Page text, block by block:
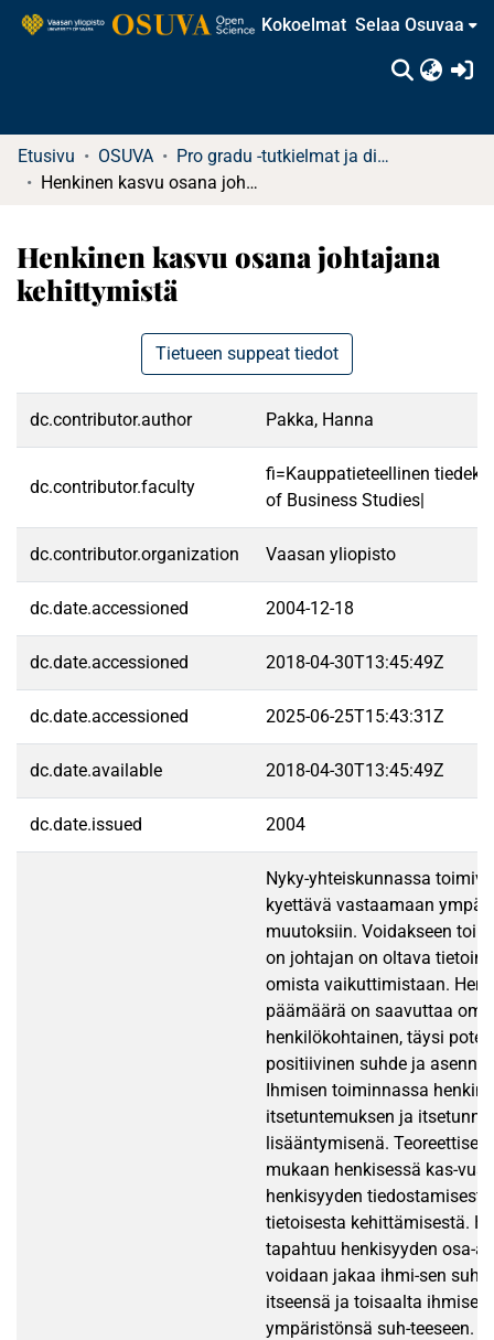
Kokoelmat Selaa Osuvaa
Etusivu OSUVA
Pro gradu -tutkielmat ja diplomityöt
Henkinen kasvu osana johtajana kehittymistä
Henkinen kasvu osana johtajana
kehittymistä
Tietueen suppeat tiedot
dc.contributor.author Pakka, Hanna
dc.contributor.faculty
fi=Kauppatieteellinen
of Business Studies|
dc.contributor.organization Vaasan yliopisto
dc.date.accessioned 2004-12-18
dc.date.accessioned 2018-04-30T13:45:49Z
dc.date.accessioned 2025-06-25T15:43:31Z
dc.date.available 2018-04-30T13:45:49Z
dc.date.issued 2004
Nyky-yhteiskunnassa
kyettävä vastaamaan
muutoksiin. Voidakseen
on johtajan on oltava
omista vaikuttimistaan.
päämäärä on saavuttaa oma
henkilökohtainen, täysi
positiivinen suhde ja asenne
Ihmisen toiminnassa
itsetuntemuksen ja
lisääntymisenä.
mukaan henkisessä kas-
henkisyyden
tietoisesta kehittämisestä.
tapahtuu henkisyyden osa-
voidaan jakaa ihmi-sen
itseensä ja toisaalta ihmisen
ympäristönsä suh-teeseen.